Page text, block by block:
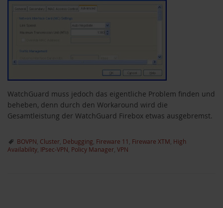
WatchGuard muss jedoch das eigentliche Problem finden und
beheben, denn durch den Workaround wird die
Gesamtleistung der WatchGuard Firebox etwas ausgebremst.
BOVPN, Cluster, Debugging, Fireware 11 , Fireware XTM, High
Availability, IPsec-VPN, Policy Manager, VPN